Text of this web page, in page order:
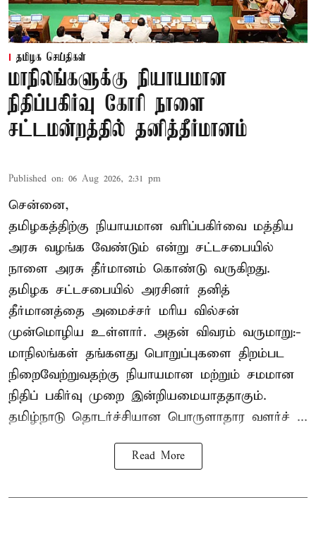
தமிழக செய்திகள்
மாநிலங்களுக்கு நியாயமான
நிதிப்பகிர்வு கோரி நாளை
சட்டமன்றத்தில் தனித்தீர்மானம்
Published on: 06 Aug 2026, 2:31 pm
சென்னை,
தமிழகத்திற்கு நியாயமான வரிப்பகிர்வை மத்திய
அரசு வழங்க வேண்டும் என்று சட்டசபையில்
நாளை அரசு தீர்மானம் கொண்டு வருகிறது.
தமிழக சட்டசபையில் அரசினர் தனித்
தீர்மானத்தை அமைச்சர் மரிய வில்சன்
முன்மொழிய உள்ளார். அதன் விவரம் வருமாறு:-
மாநிலங்கள் தங்களது பொறுப்புகளை திறம்பட
நிறைவேற்றுவதற்கு நியாயமான மற்றும் சமமான
நிதிப் பகிர்வு முறை இன்றியமையாததாகும்.
தமிழ்நாடு தொடர்ச்சியான பொருளாதார வளர்ச் ...
Read More